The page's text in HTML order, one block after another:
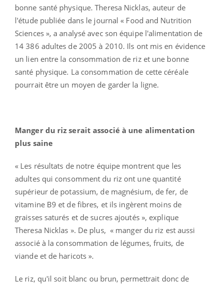
bonne santé physique. Theresa Nicklas, auteur de
l'étude publiée dans le journal « Food and Nutrition
Sciences », a analysé avec son équipe l'alimentation de
14 386 adultes de 2005 à 2010. Ils ont mis en évidence
un lien entre la consommation de riz et une bonne
santé physique. La consommation de cette céréale
pourrait être un moyen de garder la ligne.
Manger du riz serait associé à une alimentation
plus saine
« Les résultats de notre équipe montrent que les
adultes qui consomment du riz ont une quantité
supérieur de potassium, de magnésium, de fer, de
vitamine B9 et de fibres, et ils ingèrent moins de
graisses saturés et de sucres ajoutés », explique
Theresa Nicklas ». De plus, « manger du riz est aussi
associé à la consommation de légumes, fruits, de
viande et de haricots ».
Le riz, qu'il soit blanc ou brun, permettrait donc de